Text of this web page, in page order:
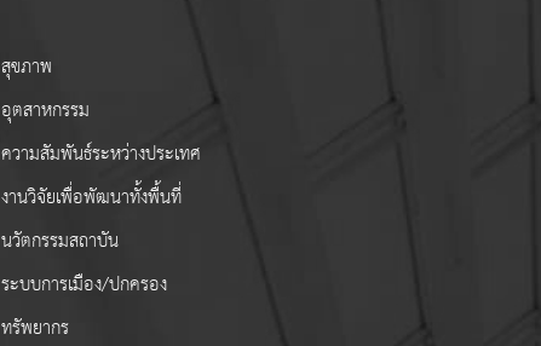
สุขภาพ
อุตสาหกรรม
ความสัมพันธ์ระหว่างประเทศ
งานวิจัยเพื่อพัฒนาทั้งพื้นที่
นวัตกรรมสถาบัน
ระบบการเมือง/ปกครอง
ทรัพยากร